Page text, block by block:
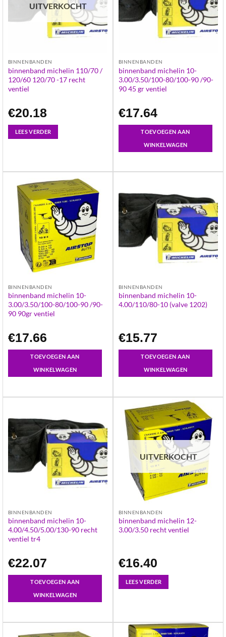
UITVERKOCHT
BINNENBANDEN
binnenband michelin 110/70 /
120/60 120/70 -17 recht
ventiel
€20.18
LEES VERDER
BINNENBANDEN
binnenband michelin 10-
3.00/3.50/100-80/100-90 /90-
90 45 gr ventiel
€17.64
TOEVOEGEN AAN
WINKELWAGEN
BINNENBANDEN
binnenband michelin 10-
3.00/3.50/100-80/100-90 /90-
90 90gr ventiel
€17.66
TOEVOEGEN AAN
WINKELWAGEN
BINNENBANDEN
binnenband michelin 10-
4.00/110/80-10 (valve 1202)
€15.77
TOEVOEGEN AAN
WINKELWAGEN
BINNENBANDEN
binnenband michelin 10-
4.00/4.50/5.00/130-90 recht
ventiel tr4
€22.07
TOEVOEGEN AAN
WINKELWAGEN
UITVERKOCHT
BINNENBANDEN
binnenband michelin 12-
3.00/3.50 recht ventiel
€16.40
LEES VERDER